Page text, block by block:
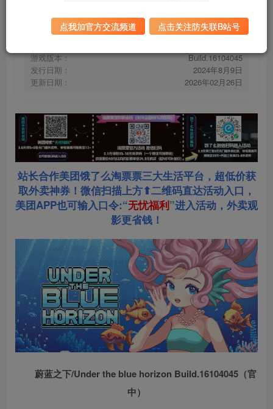
游戏大小：
51MB
游戏版本：
Build.16104045
发行日期：
2024年8月9日
更新日期：
2026年02月26日
站长合作美团饿了么淘票票三大生活平台，超低价获
取外卖神券！微信扫描上方⬆二维码直达活动入口，
美团APP也可输入口令:“无忧福利”进入活动，外卖观
影更省钱！
蔚蓝之下/Under the blue horizon Build.16104045（官
中）
点我加官方交流频道 点击关注防失联B站号